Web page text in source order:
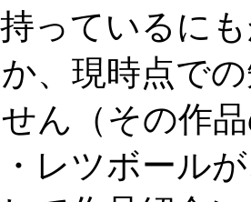
っているに
、現時点で
ん（その作
レツボール